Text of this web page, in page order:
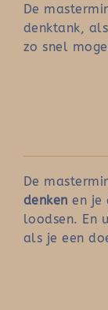
De
denktank,
zo snel
De
denken en je
loodsen. En
als je een